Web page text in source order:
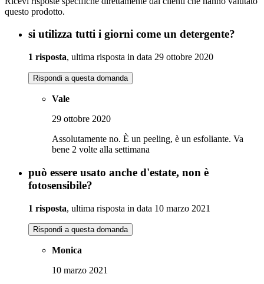
questo prodotto.
si utilizza tutti i giorni come un detergente?
1 risposta, ultima risposta in data 29 ottobre 2020
Rispondi a questa domanda
Vale
29 ottobre 2020
Assolutamente no. È un peeling, è un esfoliante. Va
bene 2 volte alla settimana
può essere usato anche d'estate, non è
fotosensibile?
1 risposta, ultima risposta in data 10 marzo 2021
Rispondi a questa domanda
Monica
10 marzo 2021